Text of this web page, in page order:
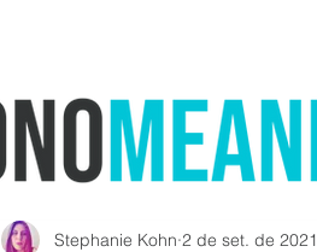
Stephanie Kohn 2 de set. de 2021